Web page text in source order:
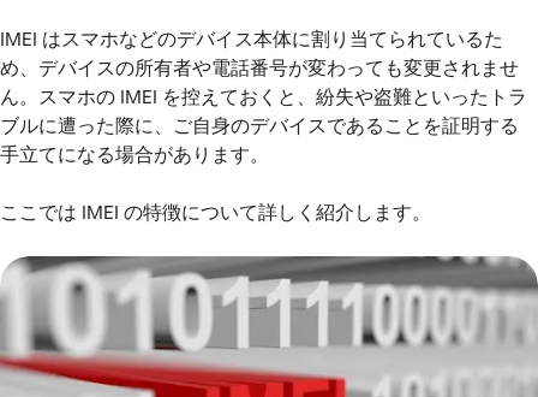
IMEI はスマホなどのデバイス本体に割り当てられているた
め、デバイスの所有者や電話番号が変わっても変更されませ
ん。スマホの IMEI を控えておくと、紛失や盗難といったトラ
ブルに遭った際に、ご自身のデバイスであることを証明する
手立てになる場合があります。
ここでは IMEI の特徴について詳しく紹介します。